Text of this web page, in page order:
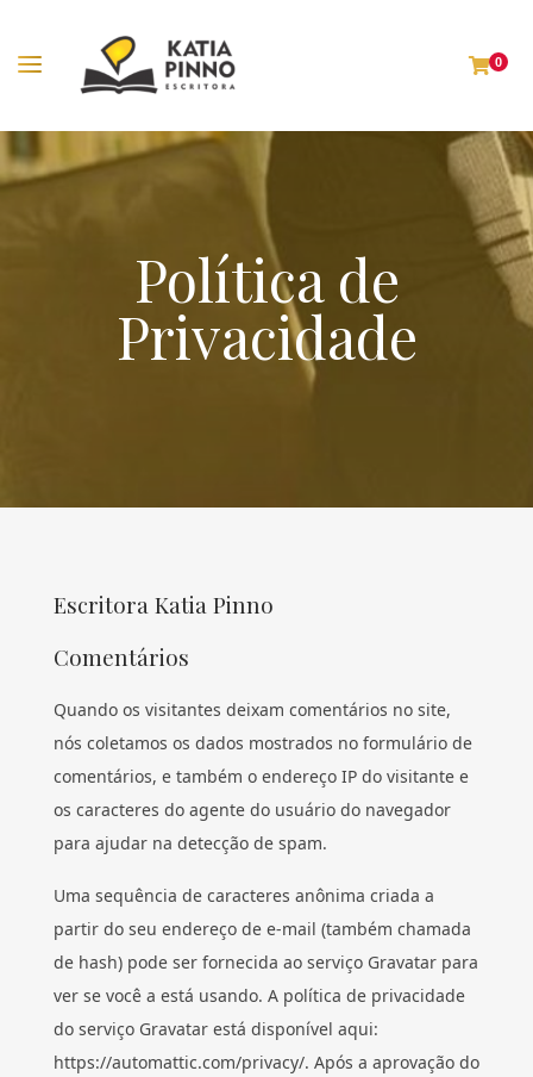
0
Política de
Privacidade
Escritora Katia Pinno
Comentários
Quando os visitantes deixam comentários no site,
nós coletamos os dados mostrados no formulário de
comentários, e também o endereço IP do visitante e
os caracteres do agente do usuário do navegador
para ajudar na detecção de spam.
Uma sequência de caracteres anônima criada a
partir do seu endereço de e-mail (também chamada
de hash) pode ser fornecida ao serviço Gravatar para
ver se você a está usando. A política de privacidade
do serviço Gravatar está disponível aqui:
https://automattic.com/privacy/. Após a aprovação do